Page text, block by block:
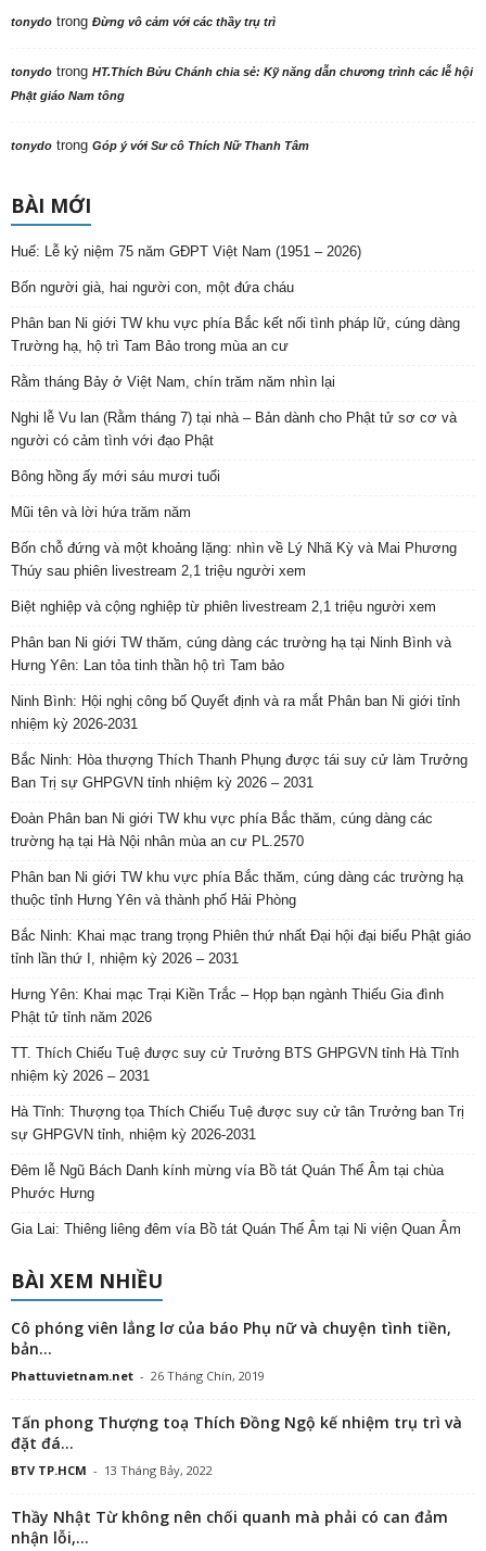
tonydo trong Đừng vô cảm với các thầy trụ trì
tonydo trong HT.Thích Bửu Chánh chia sẻ: Kỹ năng dẫn chương trình các lễ hội
Phật giáo Nam tông
tonydo trong Góp ý với Sư cô Thích Nữ Thanh Tâm
BÀI MỚI
Huế: Lễ kỷ niệm 75 năm GĐPT Việt Nam (1951 – 2026)
Bốn người già, hai người con, một đứa cháu
Phân ban Ni giới TW khu vực phía Bắc kết nối tình pháp lữ, cúng dàng
Trường hạ, hộ trì Tam Bảo trong mùa an cư
Rằm tháng Bảy ở Việt Nam, chín trăm năm nhìn lại
Nghi lễ Vu lan (Rằm tháng 7) tại nhà – Bản dành cho Phật tử sơ cơ và
người có cảm tình với đạo Phật
Bông hồng ấy mới sáu mươi tuổi
Mũi tên và lời hứa trăm năm
Bốn chỗ đứng và một khoảng lặng: nhìn về Lý Nhã Kỳ và Mai Phương
Thúy sau phiên livestream 2,1 triệu người xem
Biệt nghiệp và cộng nghiệp từ phiên livestream 2,1 triệu người xem
Phân ban Ni giới TW thăm, cúng dàng các trường hạ tại Ninh Bình và
Hưng Yên: Lan tỏa tinh thần hộ trì Tam bảo
Ninh Bình: Hội nghị công bố Quyết định và ra mắt Phân ban Ni giới tỉnh
nhiệm kỳ 2026-2031
Bắc Ninh: Hòa thượng Thích Thanh Phụng được tái suy cử làm Trưởng
Ban Trị sự GHPGVN tỉnh nhiệm kỳ 2026 – 2031
Đoàn Phân ban Ni giới TW khu vực phía Bắc thăm, cúng dàng các
trường hạ tại Hà Nội nhân mùa an cư PL.2570
Phân ban Ni giới TW khu vực phía Bắc thăm, cúng dàng các trường hạ
thuộc tỉnh Hưng Yên và thành phố Hải Phòng
Bắc Ninh: Khai mạc trang trọng Phiên thứ nhất Đại hội đại biểu Phật giáo
tỉnh lần thứ I, nhiệm kỳ 2026 – 2031
Hưng Yên: Khai mạc Trại Kiền Trắc – Họp bạn ngành Thiếu Gia đình
Phật tử tỉnh năm 2026
TT. Thích Chiếu Tuệ được suy cử Trưởng BTS GHPGVN tỉnh Hà Tĩnh
nhiệm kỳ 2026 – 2031
Hà Tĩnh: Thượng tọa Thích Chiếu Tuệ được suy cử tân Trưởng ban Trị
sự GHPGVN tỉnh, nhiệm kỳ 2026-2031
Đêm lễ Ngũ Bách Danh kính mừng vía Bồ tát Quán Thế Âm tại chùa
Phước Hưng
Gia Lai: Thiêng liêng đêm vía Bồ tát Quán Thế Âm tại Ni viện Quan Âm
BÀI XEM NHIỀU
Cô phóng viên lẳng lơ của báo Phụ nữ và chuyện tình tiền,
bản...
Phattuvietnam.net - 26 Tháng Chín, 2019
Tấn phong Thượng toạ Thích Đồng Ngộ kế nhiệm trụ trì và
đặt đá...
BTV TP.HCM - 13 Tháng Bảy, 2022
Thầy Nhật Từ không nên chối quanh mà phải có can đảm
nhận lỗi,...